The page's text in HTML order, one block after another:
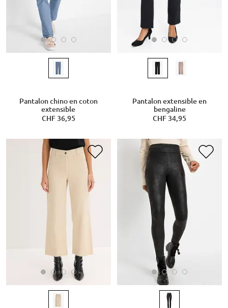
Pantalon chino en coton
extensible
CHF 36,95
Pantalon extensible en
bengaline
CHF 34,95